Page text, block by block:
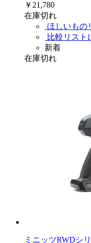
￥21,780
在庫切れ
ほしいもの
比較リスト
新着
在庫切れ
ミニッツRWDシ